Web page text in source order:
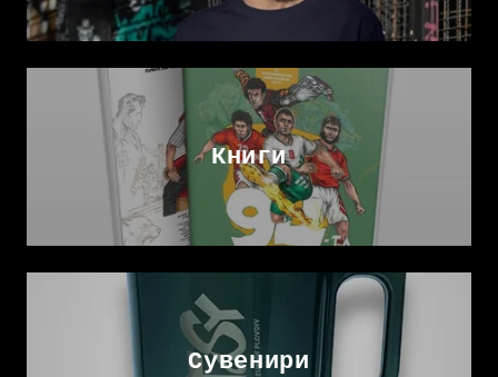
Книги
Сувенири